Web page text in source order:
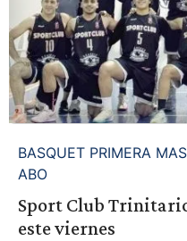
BASQUET PRIMERA
ABO
Sport Club
este viernes